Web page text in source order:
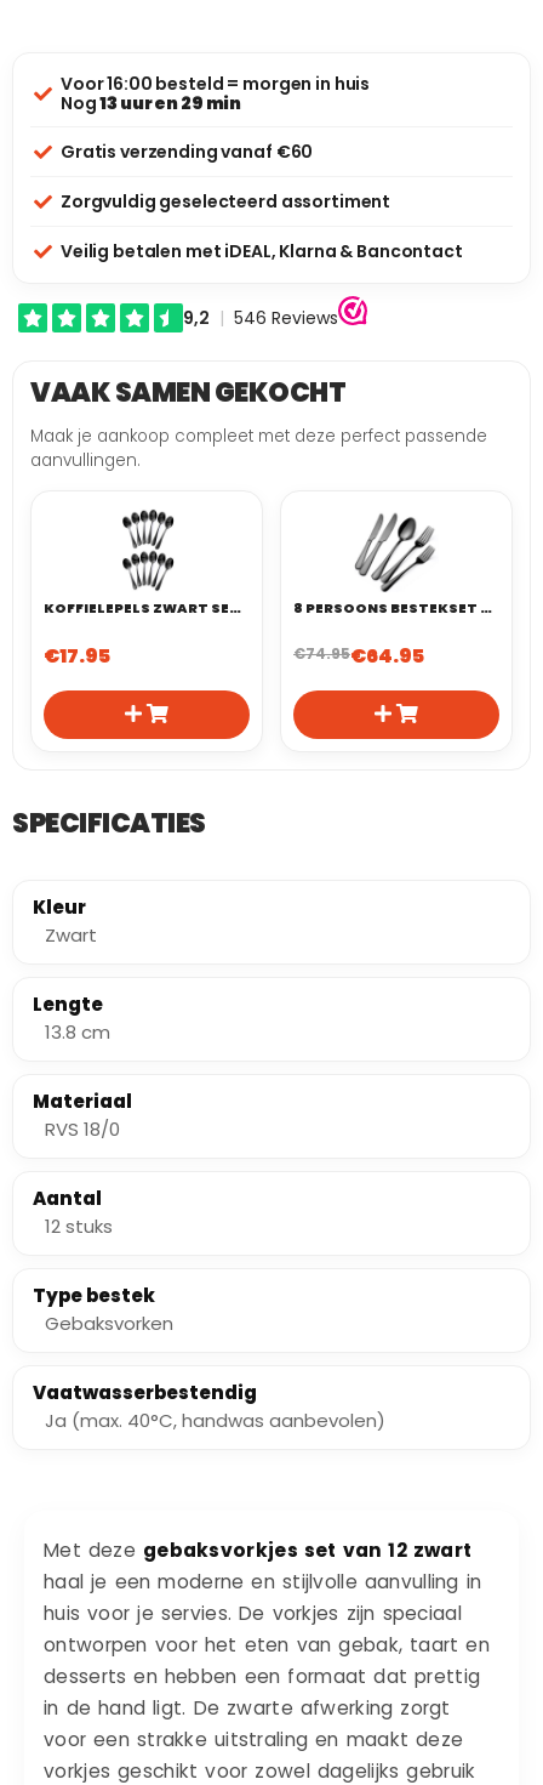
Voor 16:00 besteld = morgen in huis
Nog13 uur en 29 min
Gratis verzending vanaf €60
Zorgvuldig geselecteerd assortiment
Veilig betalen met iDEAL, Klarna & Bancontact
VAAK SAMEN GEKOCHT
Maak je aankoop compleet met deze perfect passende
aanvullingen.
KOFFIELEPELS ZWART SET VAN 12
€17.95
8 PERSOONS BESTEKSET 40-DELIG ZWART
€74.95€64.95
SPECIFICATIES
Kleur
Zwart
Lengte
13.8 cm
Materiaal
RVS 18/0
Aantal
12 stuks
Type bestek
Gebaksvorken
Vaatwasserbestendig
Ja (max. 40°C, handwas aanbevolen)
Met deze gebaksvorkjes set van 12 zwart
haal je een moderne en stijlvolle aanvulling in
huis voor je servies. De vorkjes zijn speciaal
ontworpen voor het eten van gebak, taart en
desserts en hebben een formaat dat prettig
in de hand ligt. De zwarte afwerking zorgt
voor een strakke uitstraling en maakt deze
vorkjes geschikt voor zowel dagelijks gebruik